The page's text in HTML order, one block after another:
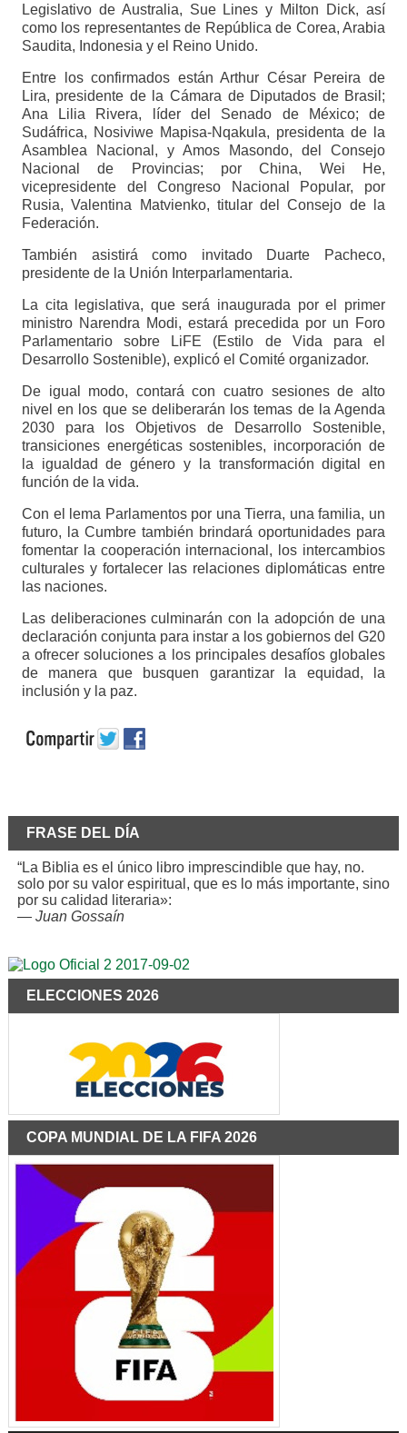
Legislativo de Australia, Sue Lines y Milton Dick, así
como los representantes de República de Corea, Arabia
Saudita, Indonesia y el Reino Unido.
Entre los confirmados están Arthur César Pereira de
Lira, presidente de la Cámara de Diputados de Brasil;
Ana Lilia Rivera, líder del Senado de México; de
Sudáfrica, Nosiviwe Mapisa-Nqakula, presidenta de la
Asamblea Nacional, y Amos Masondo, del Consejo
Nacional de Provincias; por China, Wei He,
vicepresidente del Congreso Nacional Popular, por
Rusia, Valentina Matvienko, titular del Consejo de la
Federación.
También asistirá como invitado Duarte Pacheco,
presidente de la Unión Interparlamentaria.
La cita legislativa, que será inaugurada por el primer
ministro Narendra Modi, estará precedida por un Foro
Parlamentario sobre LiFE (Estilo de Vida para el
Desarrollo Sostenible), explicó el Comité organizador.
De igual modo, contará con cuatro sesiones de alto
nivel en los que se deliberarán los temas de la Agenda
2030 para los Objetivos de Desarrollo Sostenible,
transiciones energéticas sostenibles, incorporación de
la igualdad de género y la transformación digital en
función de la vida.
Con el lema Parlamentos por una Tierra, una familia, un
futuro, la Cumbre también brindará oportunidades para
fomentar la cooperación internacional, los intercambios
culturales y fortalecer las relaciones diplomáticas entre
las naciones.
Las deliberaciones culminarán con la adopción de una
declaración conjunta para instar a los gobiernos del G20
a ofrecer soluciones a los principales desafíos globales
de manera que busquen garantizar la equidad, la
inclusión y la paz.
FRASE DEL DÍA
“La Biblia es el único libro imprescindible que hay, no.
solo por su valor espiritual, que es lo más importante, sino
por su calidad literaria»:
— Juan Gossaín
ELECCIONES 2026
COPA MUNDIAL DE LA FIFA 2026